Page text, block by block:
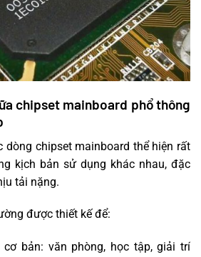
chipset mainboard phổ thông
dòng chipset mainboard thể hiện rất
kịch bản sử dụng khác nhau, đặc
tải nặng.
được thiết kế để:
bản: văn phòng, học tập, giải trí